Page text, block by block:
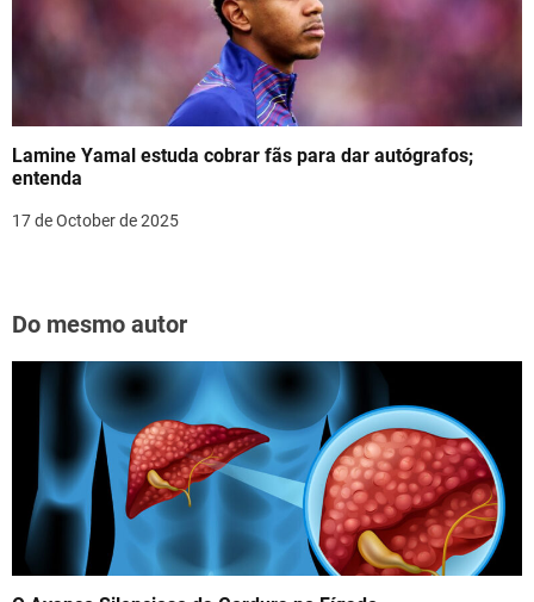
Lamine Yamal estuda cobrar fãs para dar autógrafos;
entenda
17 de October de 2025
Do mesmo autor